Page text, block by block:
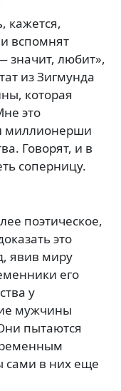
вспомнят
значит, любит»,
из Зигмунда
которая
это
миллионерши
Говорят, и в
соперницу.
поэтическое,
это
явив миру
его
у
мужчины
пытаются
сами в них еще